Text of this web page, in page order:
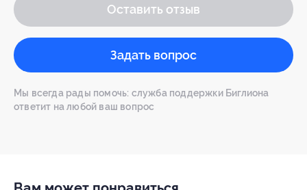
Оставить отзыв
Задать вопрос
Мы всегда рады помочь: служба поддержки Биглиона
ответит на любой ваш вопрос